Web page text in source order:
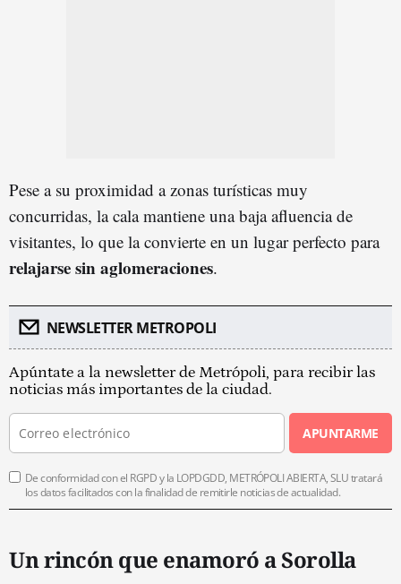
Pese a su proximidad a zonas turísticas muy
concurridas, la cala mantiene una baja afluencia de
visitantes, lo que la convierte en un lugar perfecto para
relajarse sin aglomeraciones.
NEWSLETTER METROPOLI
Apúntate a la newsletter de Metrópoli, para recibir las
noticias más importantes de la ciudad.
APUNTARME
De conformidad con el RGPD y la LOPDGDD, METRÓPOLI ABIERTA, SLU tratará
los datos facilitados con la finalidad de remitirle noticias de actualidad.
Un rincón que enamoró a Sorolla